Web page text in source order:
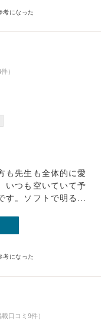
考になった
）
も先生も全体的に愛
いつも空いていて予
す。ソフトで明る...
考になった
口コミ9件）